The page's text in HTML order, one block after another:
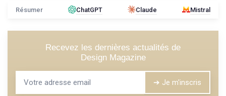
Résumer ChatGPT Claude Mistral
Recevez les dernières actualités de
Design Magazine
➔ Je m'inscris